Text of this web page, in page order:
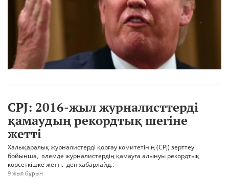
CPJ: 2016-жыл журналисттерді
қамаудың рекордтық шегіне
жетті
Халықаралық журналистерді қорғау комитетінің (CPJ) зерттеуі
бойынша, әлемде журналистердің қамауға алынуы рекордтық
көрсеткішке жетті. деп хабарлайд..
9 жыл бұрын